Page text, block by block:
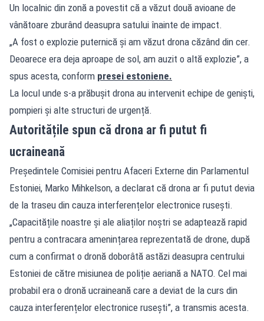
Un localnic din zonă a povestit că a văzut două avioane de
vânătoare zburând deasupra satului înainte de impact.
„A fost o explozie puternică și am văzut drona căzând din cer.
Deoarece era deja aproape de sol, am auzit o altă explozie”, a
spus acesta, conform presei estoniene.
La locul unde s-a prăbușit drona au intervenit echipe de genişti,
pompieri și alte structuri de urgență.
Autoritățile spun că drona ar fi putut fi
ucraineană
Președintele Comisiei pentru Afaceri Externe din Parlamentul
Estoniei, Marko Mihkelson, a declarat că drona ar fi putut devia
de la traseu din cauza interferențelor electronice rusești.
„Capacitățile noastre și ale aliaților noștri se adaptează rapid
pentru a contracara amenințarea reprezentată de drone, după
cum a confirmat o dronă doborâtă astăzi deasupra centrului
Estoniei de către misiunea de poliție aeriană a NATO. Cel mai
probabil era o dronă ucraineană care a deviat de la curs din
cauza interferențelor electronice rusești”, a transmis acesta.